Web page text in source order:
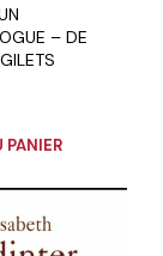
– DE
PANIER